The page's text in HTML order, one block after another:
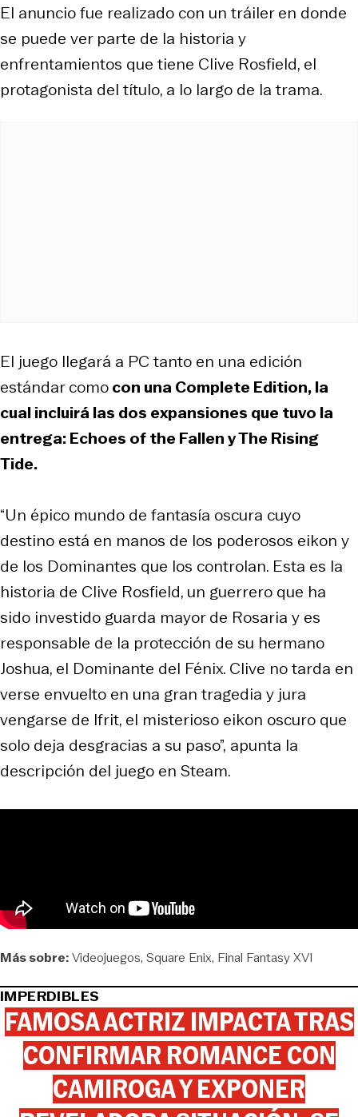
El anuncio fue realizado con un tráiler en donde
se puede ver parte de la historia y
enfrentamientos que tiene Clive Rosfield, el
protagonista del título, a lo largo de la trama.
El juego llegará a PC tanto en una edición
estándar comocon una Complete Edition, la
cual incluirá las dos expansiones que tuvo la
entrega: Echoes of the Fallen y The Rising
Tide.
“Un épico mundo de fantasía oscura cuyo
destino está en manos de los poderosos eikon y
de los Dominantes que los controlan. Esta es la
historia de Clive Rosfield, un guerrero que ha
sido investido guarda mayor de Rosaria y es
responsable de la protección de su hermano
Joshua, el Dominante del Fénix. Clive no tarda en
verse envuelto en una gran tragedia y jura
vengarse de Ifrit, el misterioso eikon oscuro que
solo deja desgracias a su paso”, apunta la
descripción del juego en Steam.
Más sobre:Videojuegos Square Enix Final Fantasy XVI
IMPERDIBLES
FAMOSA ACTRIZ IMPACTA TRAS
CONFIRMAR ROMANCE CON
CAMIROGA Y EXPONER